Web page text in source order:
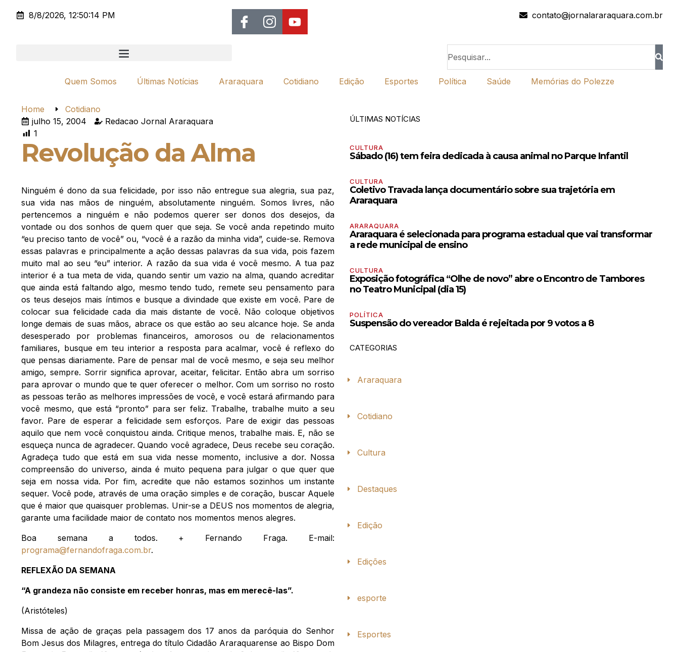
8/8/2026, 12:50:14 PM contato@jornalararaquara.com.br
Quem Somos Últimas Notícias Araraquara Cotidiano Edição Esportes Política Saúde Memórias do Polezze
Home
Cotidiano
julho 15, 2004
Redacao Jornal Araraquara
1
Revolução da Alma
Ninguém é dono da sua felicidade, por isso não entregue sua alegria, sua paz,
sua vida nas mãos de ninguém, absolutamente ninguém. Somos livres, não
pertencemos a ninguém e não podemos querer ser donos dos desejos, da
vontade ou dos sonhos de quem quer que seja. Se você anda repetindo muito
“eu preciso tanto de você” ou, “você é a razão da minha vida”, cuide-se. Remova
essas palavras e principalmente a ação dessas palavras da sua vida, pois fazem
muito mal ao seu “eu” interior. A razão da sua vida é você mesmo. A tua paz
interior é a tua meta de vida, quando sentir um vazio na alma, quando acreditar
que ainda está faltando algo, mesmo tendo tudo, remete seu pensamento para
os teus desejos mais íntimos e busque a divindade que existe em você. Pare de
colocar sua felicidade cada dia mais distante de você. Não coloque objetivos
longe demais de suas mãos, abrace os que estão ao seu alcance hoje. Se anda
desesperado por problemas financeiros, amorosos ou de relacionamentos
familiares, busque em teu interior a resposta para acalmar, você é reflexo do
que pensas diariamente. Pare de pensar mal de você mesmo, e seja seu melhor
amigo, sempre. Sorrir significa aprovar, aceitar, felicitar. Então abra um sorriso
para aprovar o mundo que te quer oferecer o melhor. Com um sorriso no rosto
as pessoas terão as melhores impressões de você, e você estará afirmando para
você mesmo, que está “pronto” para ser feliz. Trabalhe, trabalhe muito a seu
favor. Pare de esperar a felicidade sem esforços. Pare de exigir das pessoas
aquilo que nem você conquistou ainda. Critique menos, trabalhe mais. E, não se
esqueça nunca de agradecer. Quando você agradece, Deus recebe seu coração.
Agradeça tudo que está em sua vida nesse momento, inclusive a dor. Nossa
compreensão do universo, ainda é muito pequena para julgar o que quer que
seja em nossa vida. Por fim, acredite que não estamos sozinhos um instante
sequer. Você pode, através de uma oração simples e de coração, buscar Aquele
que é maior que quaisquer problemas. Unir-se a DEUS nos momentos de alegria,
garante uma facilidade maior de contato nos momentos menos alegres.
Boa semana a todos. + Fernando Fraga. E-mail:
programa@fernandofraga.com.br.
REFLEXÃO DA SEMANA
“A grandeza não consiste em receber honras, mas em merecê-las”.
(Aristóteles)
Missa de ação de graças pela passagem dos 17 anos da paróquia do Senhor
Bom Jesus dos Milagres, entrega do título Cidadão Araraquarense ao Bispo Dom
ÚLTIMAS NOTÍCIAS
CULTURA
Sábado (16) tem feira dedicada à causa animal no Parque Infantil
CULTURA
Coletivo Travada lança documentário sobre sua trajetória em
Araraquara
ARARAQUARA
Araraquara é selecionada para programa estadual que vai transformar
a rede municipal de ensino
CULTURA
Exposição fotográfica “Olhe de novo” abre o Encontro de Tambores
no Teatro Municipal (dia 15)
POLÍTICA
Suspensão do vereador Balda é rejeitada por 9 votos a 8
CATEGORIAS
Araraquara
Cotidiano
Cultura
Destaques
Edição
Edições
esporte
Esportes